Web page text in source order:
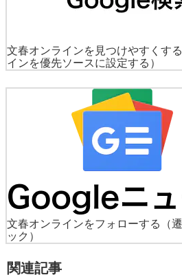
文春オンラインを見つけやすくする
インを優先ソースに設定する）
文春オンラインをフォローする
（
ック）
関連記事